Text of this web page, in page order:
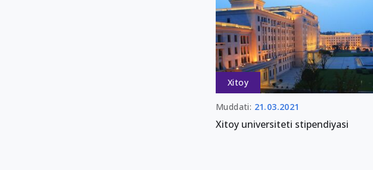
Xitoy
Muddati: 21.03.2021
Xitoy universiteti stipendiyasi